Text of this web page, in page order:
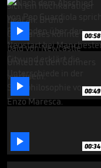
 00:58
 00:49
 00:34